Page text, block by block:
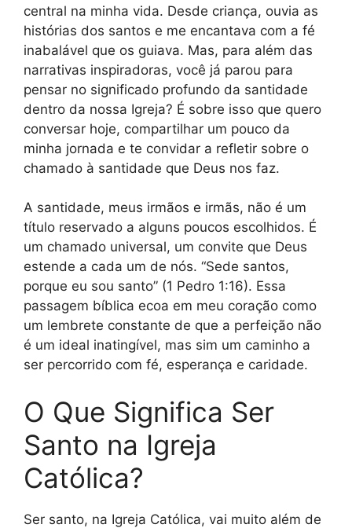
central na minha vida. Desde criança, ouvia as
histórias dos santos e me encantava com a fé
inabalável que os guiava. Mas, para além das
narrativas inspiradoras, você já parou para
pensar no significado profundo da santidade
dentro da nossa Igreja? É sobre isso que quero
conversar hoje, compartilhar um pouco da
minha jornada e te convidar a refletir sobre o
chamado à santidade que Deus nos faz.
A santidade, meus irmãos e irmãs, não é um
título reservado a alguns poucos escolhidos. É
um chamado universal, um convite que Deus
estende a cada um de nós. “Sede santos,
porque eu sou santo” (1 Pedro 1:16). Essa
passagem bíblica ecoa em meu coração como
um lembrete constante de que a perfeição não
é um ideal inatingível, mas sim um caminho a
ser percorrido com fé, esperança e caridade.
O Que Significa Ser
Santo na Igreja
Católica?
Ser santo, na Igreja Católica, vai muito além de